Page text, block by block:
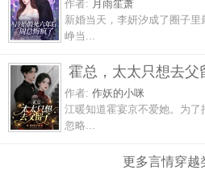
作者: 月雨笙萧
新婚当天，李妍汐成了圈子
峥当...
霍总，太太只想去父
作者: 作妖的小咪
江暖知道霍宴京不爱她。为了
忽略...
更多言情穿越